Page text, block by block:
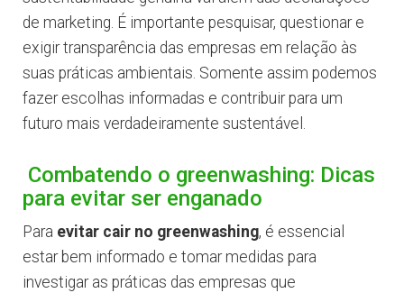
de marketing. É importante pesquisar, questionar e
exigir transparência das empresas em relação às
suas práticas ambientais. Somente assim podemos
fazer escolhas informadas e contribuir para um
futuro mais verdadeiramente sustentável.
Combatendo o greenwashing: Dicas
para evitar ser enganado
Para evitar cair no greenwashing, é essencial
estar bem informado e tomar medidas para
investigar as práticas das empresas que